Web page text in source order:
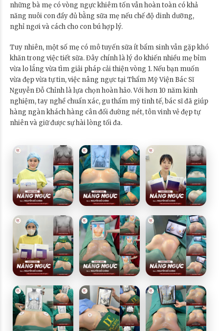
những bà mẹ có vòng ngực khiêm tốn vẫn hoàn toàn có khả
năng nuôi con đầy đủ bằng sữa mẹ nếu chế độ dinh dưỡng,
nghỉ ngơi và cách cho con bú hợp lý.
Tuy nhiên, một số mẹ có mô tuyến sữa ít bẩm sinh vẫn gặp khó
khăn trong việc tiết sữa. Đây chính là lý do khiến nhiều mẹ bỉm
vừa lo lắng vừa tìm giải pháp cải thiện vòng 1. Nếu bạn muốn
vừa đẹp vừa tự tin, việc nâng ngực tại Thẩm Mỹ Viện Bác Sĩ
Nguyễn Đỗ Chỉnh là lựa chọn hoàn hảo. Với hơn 10 năm kinh
nghiệm, tay nghề chuẩn xác, gu thẩm mỹ tinh tế, bác sĩ đã giúp
hàng ngàn khách hàng cân đối đường nét, tôn vinh vẻ đẹp tự
nhiên và giữ được sự hài lòng tối đa.